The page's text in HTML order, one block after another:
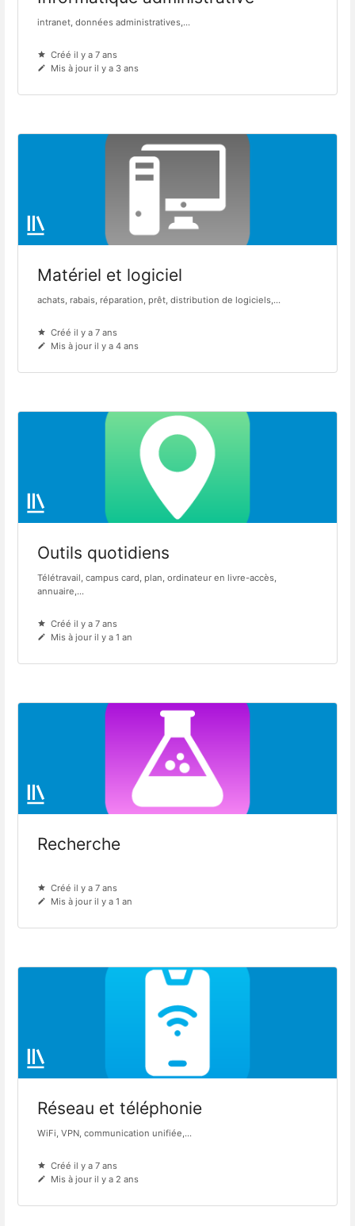
intranet, données administratives,...
Créé il y a 7 ans
Mis à jour il y a 3 ans
Matériel et logiciel
achats, rabais, réparation, prêt, distribution de logiciels,...
Créé il y a 7 ans
Mis à jour il y a 4 ans
Outils quotidiens
Télétravail, campus card, plan, ordinateur en livre-accès,
annuaire,...
Créé il y a 7 ans
Mis à jour il y a 1 an
Recherche
Créé il y a 7 ans
Mis à jour il y a 1 an
Réseau et téléphonie
WiFi, VPN, communication unifiée,...
Créé il y a 7 ans
Mis à jour il y a 2 ans